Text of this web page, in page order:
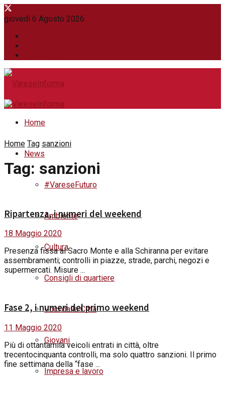
giovedì 6 Agosto 2026
Home
News
#VareseFuturo
Ambiente
Cultura
Consigli di quartiere
Voci dalla Città
Giovani
Impresa e lavoro
Home Tag sanzioni
Tag: sanzioni
Ripartenza, i numeri del weekend
18 Maggio 2020
Presenza fissa al Sacro Monte e alla Schiranna per evitare
assembramenti; controlli in piazze, strade, parchi, negozi e
supermercati. Misure ...
Fase 2, i numeri del primo weekend
11 Maggio 2020
Più di ottantamila veicoli entrati in città, oltre
trecentocinquanta controlli, ma solo quattro sanzioni. Il primo
fine settimana della “fase ...